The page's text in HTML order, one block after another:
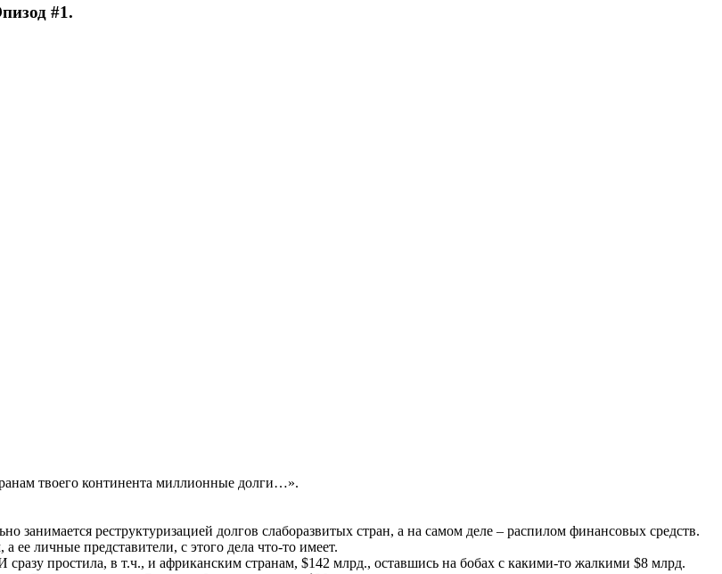
#1.
твоего континента миллионные долги…».
занимается реструктуризацией долгов слаборазвитых стран, а на самом деле – распилом финансовых средств.
личные представители, с этого дела что-то имеет.
простила, в т.ч., и африканским странам, $142 млрд., оставшись на бобах с какими-то жалкими $8 млрд.